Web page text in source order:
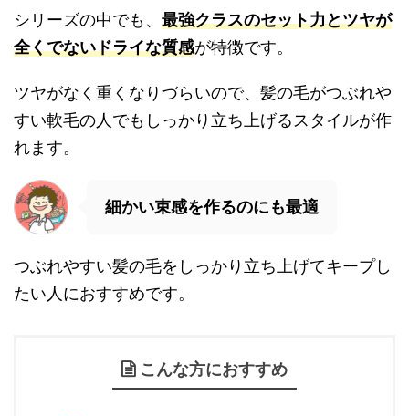
シリーズの中でも、 最強クラスのセット力とツヤが
全くでないドライな質感が特徴です。
ツヤがなく重くなりづらいので、髪の毛がつぶれや
すい軟毛の人でもしっかり立ち上げるスタイルが作
れます。
細かい束感を作るのにも最適
つぶれやすい髪の毛をしっかり立ち上げてキープし
たい人におすすめです。
こんな方におすすめ